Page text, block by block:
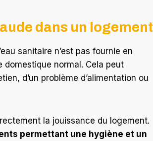
dans un logement
sanitaire n’est pas fournie en
normal. Cela peut
d’un problème d’alimentation ou
la jouissance du logement.
permettant une hygiène et un